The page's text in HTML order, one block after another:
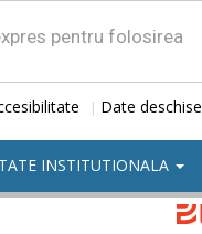
pentru folosirea
| Date deschise
INSTITUTIONALA